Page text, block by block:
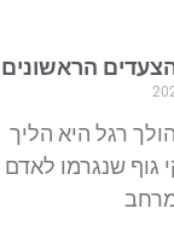
הראשונים
רגל היא הליך
גוף שנגרמו לאדם